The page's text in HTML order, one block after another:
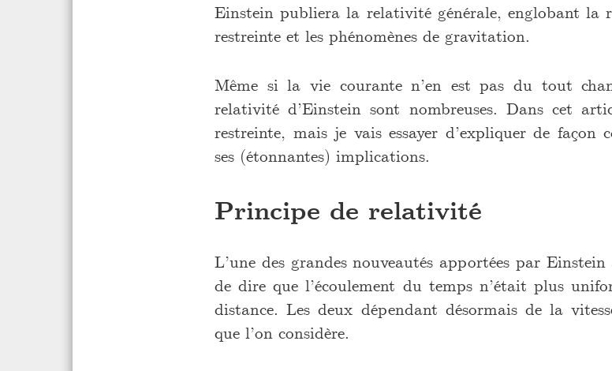
Einstein publiera la relativité générale, englobant
restreinte et les phénomènes de gravitation.
Même si la vie courante n’en est pas du tout
relativité d’Einstein sont nombreuses. Dans cet
restreinte, mais je vais essayer d’expliquer de façon
ses (étonnantes) implications.
Principe de relativité
L’une des grandes nouveautés apportées par
de dire que l’écoulement du temps n’était plus
distance. Les deux dépendant désormais de la
que l’on considère.